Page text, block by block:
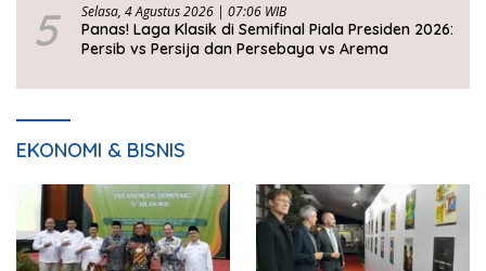
5 Selasa, 4 Agustus 2026 | 07:06 WIB
Panas! Laga Klasik di Semifinal Piala Presiden 2026:
Persib vs Persija dan Persebaya vs Arema
EKONOMI & BISNIS